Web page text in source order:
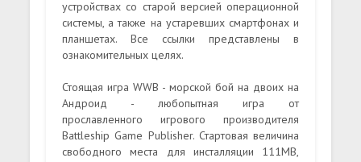
устройствах со старой версией операционной
системы, а также на устаревших смартфонах и
планшетах. Все ссылки представлены в
ознакомительных целях.
Стоящая игра WWB - морской бой на двоих на
Андроид - любопытная игра от
прославленного игрового производителя
Battleship Game Publisher. Стартовая величина
свободного места для инсталляции 111MB,